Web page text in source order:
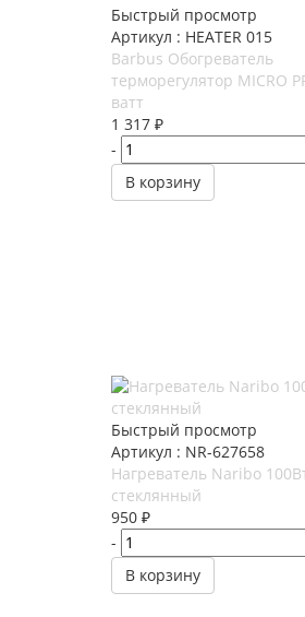
Быстрый просмотр
Артикул : HEATER 015
Barbus Обогреватель
терморегулятор MICRO
ватт
1 317 ₽
-
В корзину
Быстрый просмотр
Артикул : NR-627658
Нагреватель Naribo
стеклянный
950 ₽
-
В корзину